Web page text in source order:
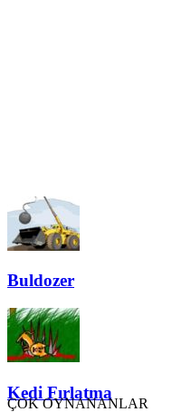
Buldozer
Kedi Fırlatma
ÇOK OYNANANLAR